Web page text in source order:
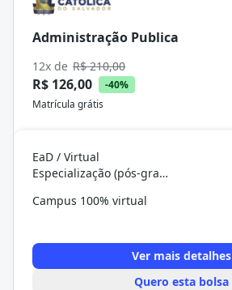
Administração Publica
12x de R$ 210,00
R$ 126,00
-40%
Matrícula grátis
EaD / Virtual
Especialização (pós-graduação)
Campus 100% virtual
Ver mais detalhes
Quero esta bolsa